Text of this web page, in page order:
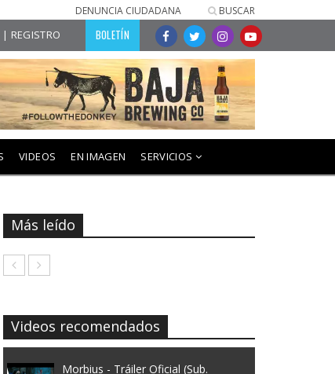
DENUNCIA CIUDADANA BUSCAR
REGISTRO BOLETÍN
VIDEOS EN IMAGEN SERVICIOS
Más leído
Videos recomendados
Morbius - Tráiler Oficial (Sub.